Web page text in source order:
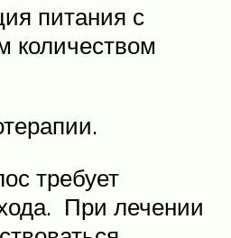
питания с
количеством
требует
При лечении